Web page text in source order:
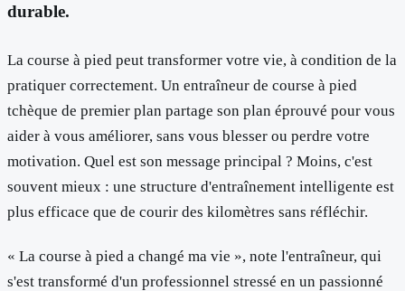
durable.
La course à pied peut transformer votre vie, à condition de la
pratiquer correctement. Un entraîneur de course à pied
tchèque de premier plan partage son plan éprouvé pour vous
aider à vous améliorer, sans vous blesser ou perdre votre
motivation. Quel est son message principal ? Moins, c'est
souvent mieux : une structure d'entraînement intelligente est
plus efficace que de courir des kilomètres sans réfléchir.
« La course à pied a changé ma vie », note l'entraîneur, qui
s'est transformé d'un professionnel stressé en un passionné